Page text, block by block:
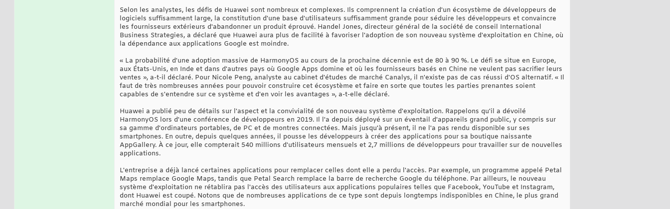
Selon les analystes, les défis de Huawei sont nombreux et complexes. Ils comprennent la création d'un écosystème de développeurs de
logiciels suffisamment large, la constitution d'une base d'utilisateurs suffisamment grande pour séduire les développeurs et convaincre
les fournisseurs extérieurs d'abandonner un produit éprouvé. Handel Jones, directeur général de la société de conseil International
Business Strategies, a déclaré que Huawei aura plus de facilité à favoriser l'adoption de son nouveau système d'exploitation en Chine, où
la dépendance aux applications Google est moindre.
« La probabilité d'une adoption massive de HarmonyOS au cours de la prochaine décennie est de 80 à 90 %. Le défi se situe en Europe,
aux États-Unis, en Inde et dans d'autres pays où Google Apps domine et où les fournisseurs basés en Chine ne veulent pas sacrifier leurs
ventes », a-t-il déclaré. Pour Nicole Peng, analyste au cabinet d'études de marché Canalys, il n'existe pas de cas réussi d'OS alternatif. « Il
faut de très nombreuses années pour pouvoir construire cet écosystème et faire en sorte que toutes les parties prenantes soient
capables de s'entendre sur ce système et d'en voir les avantages », a-t-elle déclaré.
Huawei a publié peu de détails sur l'aspect et la convivialité de son nouveau système d'exploitation. Rappelons qu'il a dévoilé
HarmonyOS lors d'une conférence de développeurs en 2019. Il l'a depuis déployé sur un éventail d'appareils grand public, y compris sur
sa gamme d'ordinateurs portables, de PC et de montres connectées. Mais jusqu'à présent, il ne l'a pas rendu disponible sur ses
smartphones. En outre, depuis quelques années, il pousse les développeurs à créer des applications pour sa boutique naissante
AppGallery. À ce jour, elle compterait 540 millions d'utilisateurs mensuels et 2,7 millions de développeurs pour travailler sur de nouvelles
applications.
L'entreprise a déjà lancé certaines applications pour remplacer celles dont elle a perdu l'accès. Par exemple, un programme appelé Petal
Maps remplace Google Maps, tandis que Petal Search remplace la barre de recherche Google du téléphone. Par ailleurs, le nouveau
système d'exploitation ne rétablira pas l'accès des utilisateurs aux applications populaires telles que Facebook, YouTube et Instagram,
dont Huawei est coupé. Notons que de nombreuses applications de ce type sont depuis longtemps indisponibles en Chine, le plus grand
marché mondial pour les smartphones.